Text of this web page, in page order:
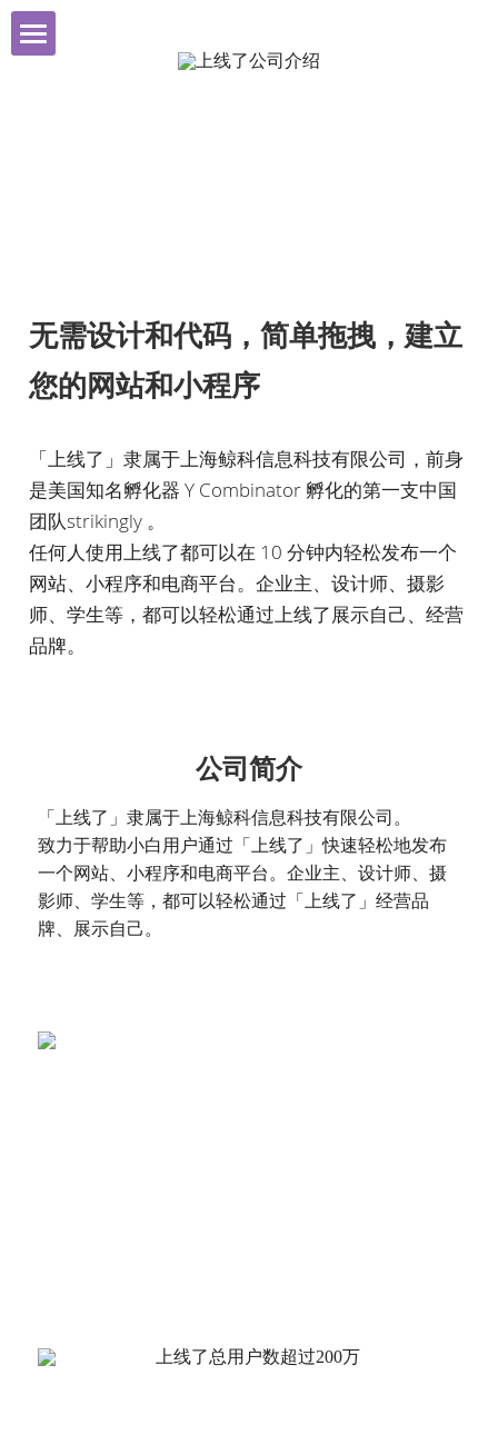
媒体报道
知名用户
无需设计和代码，简单拖拽，建立
您的网站和小程序
「上线了」隶属于上海鲸科信息科技有限公司，前身
是美国知名孵化器 Y Combinator 孵化的第一支中国
团队strikingly 。
任何人使用上线了都可以在 10 分钟内轻松发布一个
网站、小程序和电商平台。 企业主、设计师、摄影
师、学生等，都可以轻松通过上线了展示自己、经营
品牌。
公司简介
「上线了」隶属于上海鲸科信息科技有限公司。
致力于帮助小白用户通过「上线了」快速轻松地发布
一个网站、小程序和电商平台。企业主、设计师、摄
影师、学生等，都可以轻松通过「上线了」经营品
牌、展示自己。